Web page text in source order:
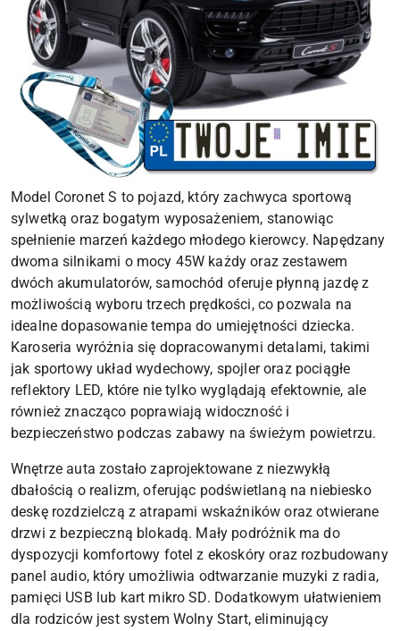
Model Coronet S to pojazd, który zachwyca sportową
sylwetką oraz bogatym wyposażeniem, stanowiąc
spełnienie marzeń każdego młodego kierowcy. Napędzany
dwoma silnikami o mocy 45W każdy oraz zestawem
dwóch akumulatorów, samochód oferuje płynną jazdę z
możliwością wyboru trzech prędkości, co pozwala na
idealne dopasowanie tempa do umiejętności dziecka.
Karoseria wyróżnia się dopracowanymi detalami, takimi
jak sportowy układ wydechowy, spojler oraz pociągłe
reflektory LED, które nie tylko wyglądają efektownie, ale
również znacząco poprawiają widoczność i
bezpieczeństwo podczas zabawy na świeżym powietrzu.
Wnętrze auta zostało zaprojektowane z niezwykłą
dbałością o realizm, oferując podświetlaną na niebiesko
deskę rozdzielczą z atrapami wskaźników oraz otwierane
drzwi z bezpieczną blokadą. Mały podróżnik ma do
dyspozycji komfortowy fotel z ekoskóry oraz rozbudowany
panel audio, który umożliwia odtwarzanie muzyki z radia,
pamięci USB lub kart mikro SD. Dodatkowym ułatwieniem
dla rodziców jest system Wolny Start, eliminujący